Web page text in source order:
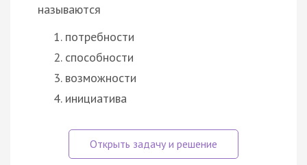
называются
потребности
способности
возможности
инициатива